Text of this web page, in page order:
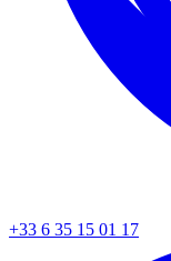
+33 6 35 15 01 17